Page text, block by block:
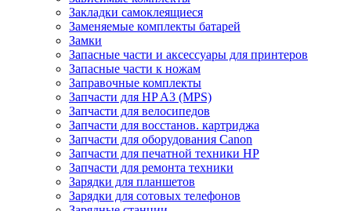
Закладки самоклеящиеся
Заменяемые комплекты батарей
Замки
Запасные части и аксессуары для принтеров
Запасные части к ножам
Заправочные комплекты
Запчасти для HP A3 (MPS)
Запчасти для велосипедов
Запчасти для восстанов. картриджа
Запчасти для оборудования Canon
Запчасти для печатной техники HP
Запчасти для ремонта техники
Зарядки для планшетов
Зарядки для сотовых телефонов